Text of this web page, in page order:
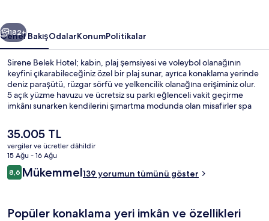
Sonraki
182+
Genel BakışOdalarKonumPolitikalar
Sirene Belek Hotel; kabin, plaj şemsiyesi ve voleybol olanağının
keyfini çıkarabileceğiniz özel bir plaj sunar, ayrıca konaklama yerinde
deniz paraşütü, rüzgar sörfü ve yelkencilik olanağına erişiminiz olur.
5 açık yüzme havuzu ve ücretsiz su parkı eğlenceli vakit geçirme
imkânı sunarken kendilerini şımartma modunda olan misafirler spa
bakabilir. 6 restoran seçeneğinden biri olan Kybele Restaurant,
bahçe manzaralı bir mekândır ve kahvaltı, öğle yemeği ve akşam
yemeği sunar. 2 havuz kenarı barı, kapalı havuz ve gece kulübü; bu
lüks resort otel içerisindeki diğer öne çıkan özellikler arasındadır.
Misafirler yardıma hazır personel hakkında harika yorumlarda
bulunuyor.
Şu
anki
fiyat
35.005 TL
35.005 TL
vergiler ve ücretler dâhildir
15 Ağu - 16 Ağu
Yorumlar
8,68,6/10
Mükemmel139 yorumun tümünü göster
Popüler konaklama yeri imkân ve özellikleri